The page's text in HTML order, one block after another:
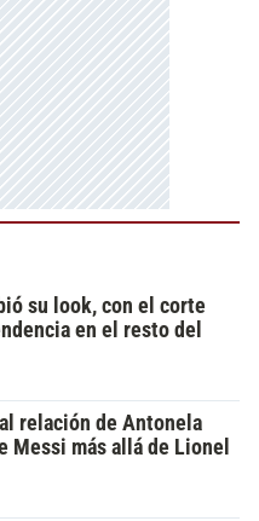
su look, con el corte
en el resto del
relación de Antonela
Messi más allá de Lionel